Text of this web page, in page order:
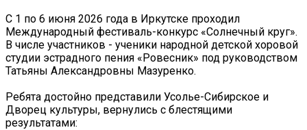
С 1 по 6 июня 2026 года в Иркутске проходил
Международный фестиваль-конкурс «Солнечный круг».
В числе участников - ученики народной детской хоровой
студии эстрадного пения «Ровесник» под руководством
Татьяны Александровны Мазуренко.
Ребята достойно представили Усолье-Сибирское и
Дворец культуры, вернулись с блестящими
результатами: